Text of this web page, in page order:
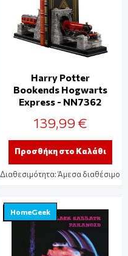
Harry Potter
Bookends Hogwarts
Express - NN7362
139,99 €
Προσθήκη στο Καλάθι
Διαθεσιμότητα:Άμεσα διαθέσιμο
HomeGeek